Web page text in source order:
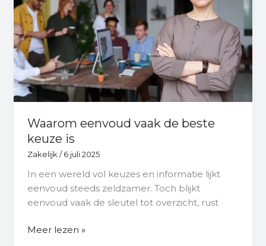
Waarom eenvoud vaak de beste
keuze is
Zakelijk /6 juli 2025
In een wereld vol keuzes en informatie lijkt
eenvoud steeds zeldzamer. Toch blijkt
eenvoud vaak de sleutel tot overzicht, rust
beste
keuze
is
Meer lezen »